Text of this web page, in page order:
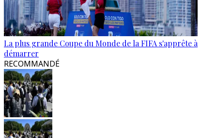
La plus grande Coupe du Monde de la FIFA s'apprête à
démarrer
RECOMMANDÉ